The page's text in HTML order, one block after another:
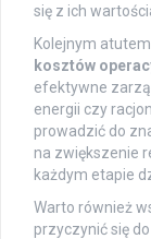
się z ich
Kolejnym
kosztów
efektywne
energii czy
prowadzić do
na zwiększenie
każdym etapie
Warto również
przyczynić się do